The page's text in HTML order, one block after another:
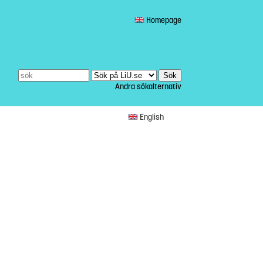
Homepage
Andra sökalternativ
English